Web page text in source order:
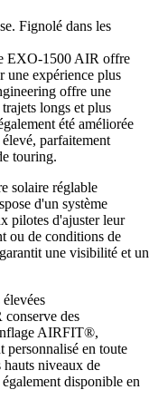
Fignolé dans les
EXO-1500 AIR offre
une expérience plus
offre une
longs et plus
été améliorée
parfaitement
touring.
solaire réglable
d'un système
pilotes d'ajuster leur
ou de conditions de
une visibilité et un
des
AIRFIT®,
personnalisé en toute
niveaux de
disponible en